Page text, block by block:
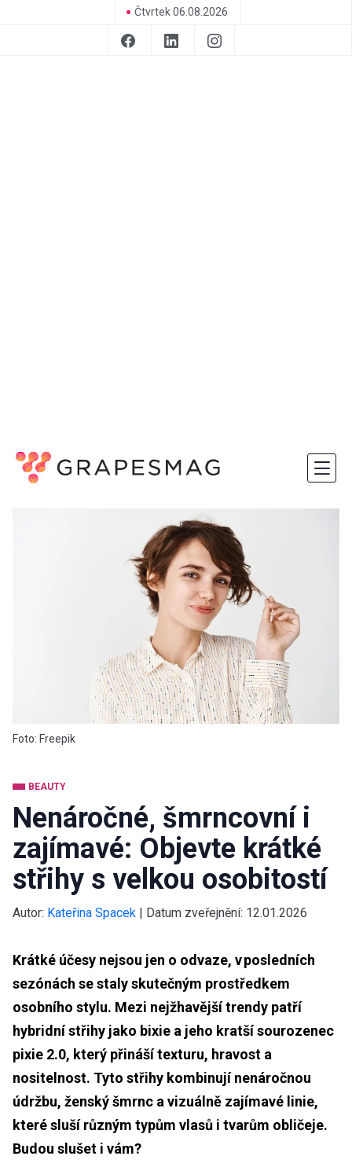
Čtvrtek 06.08.2026
Foto: Freepik
BEAUTY
Nenáročné, šmrncovní i
zajímavé: Objevte krátké
střihy s velkou osobitostí
Autor: Kateřina Spacek | Datum zveřejnění: 12.01.2026
Krátké účesy nejsou jen o odvaze, v posledních
sezónách se staly skutečným prostředkem
osobního stylu. Mezi nejžhavější trendy patří
hybridní střihy jako bixie a jeho kratší sourozenec
pixie 2.0, který přináší texturu, hravost a
nositelnost. Tyto střihy kombinují nenáročnou
údržbu, ženský šmrnc a vizuálně zajímavé linie,
které sluší různým typům vlasů i tvarům obličeje.
Budou slušet i vám?